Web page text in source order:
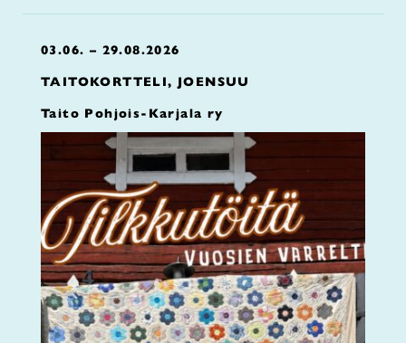
03.06. – 29.08.2026
TAITOKORTTELI, JOENSUU
Taito Pohjois-Karjala ry